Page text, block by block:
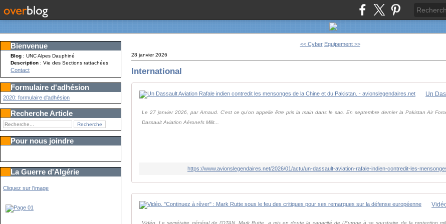
Bienvenue
Blog : UNC Alpes Dauphiné
Description: Vie des Sections rattachées
Contact
Formulaire d'adhésion
2020: formulaire d'adhésion
Recherche Article
Pour nous joindre
La Guerre d'Algérie
Cliquez sur l'image
<< Cyber Equipement >>
28 janvier 2026
International
Le 27 janvier 2026, par Arnaud. C'est ce qu'on appelle être pris la main dans le sac. En septembre dernier la Pakistan Air
Dassault Aviation Aéronefs Milit...
https://www.avionslegendaires.net/2026/01/actu/un-dassault-aviation-rafale-indien-contredit-les-
Vidéo. Le secrétaire général de l'OTAN, Mark Rutte, a mis en doute la capacité de l'Europe à se soustraire de la protection